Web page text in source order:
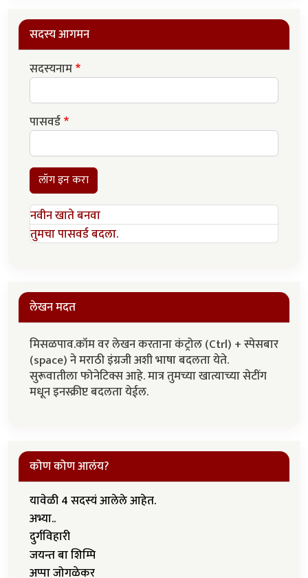
सदस्य आगमन
सदस्यनाम
पासवर्ड
लॉग इन करा
नवीन खाते बनवा
तुमचा पासवर्ड बदला.
लेखन मदत
मिसळपाव.कॉम वर लेखन करताना कंट्रोल (Ctrl) + स्पेसबार
(space) ने मराठी इंग्रजी अशी भाषा बदलता येते.
सुरूवातीला फोनेटिक्स आहे. मात्र तुमच्या खात्याच्या सेटींग
मधून इनस्क्रीप्ट बदलता येईल.
कोण कोण आलंय?
यावेळी 4 सदस्यं आलेले आहेत.
अभ्या..
दुर्गविहारी
जयन्त बा शिम्पि
अप्पा जोगळेकर